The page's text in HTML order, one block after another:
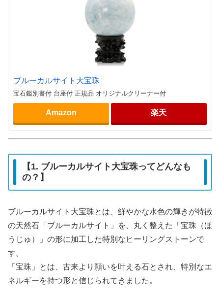
ブルーカルサイト大宝珠
宝石鑑別書付 台座付 正規品 オリジナルクリーナー付
Amazon 楽天
【1. ブルーカルサイト大宝珠ってどんなも
の？】
ブルーカルサイト大宝珠とは、鮮やかな水色の輝きが特徴
の天然石「ブルーカルサイト」を、丸く整えた「宝珠（ほ
うじゅ）」の形に加工した特別なヒーリングストーンで
す。
「宝珠」とは、古来より願いを叶える石とされ、特別なエ
ネルギーを持つ形と信じられてきました。